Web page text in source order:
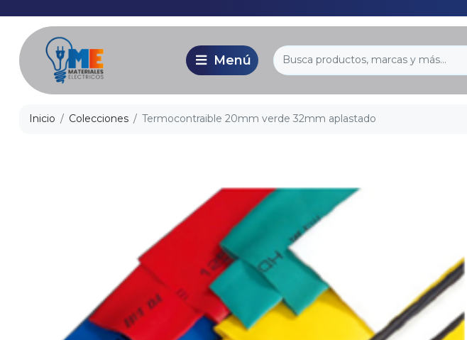
Inicio Colecciones Termocontraible 20mm verde 32mm aplastado